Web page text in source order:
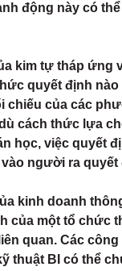
động này có
kim tự tháp ứng
quyết định
chiếu của các
cách thức lựa
học, việc quyết
người ra quyết
kinh doanh
của một tổ chức
quan. Các
thuật BI có thể